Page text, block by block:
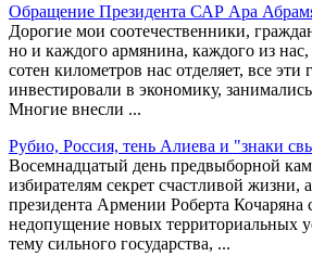
Обращение Президента САР Ара
Дорогие мои соотечественники,
но и каждого армянина, каждого из
сотен километров нас отделяет, все
инвестировали в экономику,
Многие внесли ...
Рубио, Россия, тень Алиева и "знаки
Восемнадцатый день предвыборной
избирателям секрет счастливой
президента Армении Роберта Кочаряна
недопущение новых территориальных
тему сильного государства, ...